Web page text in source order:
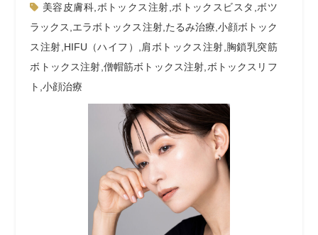
美容皮膚科 ボトックス注射 ボトックスビスタ ボツ
ラックス エラボトックス注射, たるみ治療 小顔ボトック
ス注射 HIFU（ハイフ） 肩ボトックス注射 胸鎖乳突筋
ボトックス注射 僧帽筋ボトックス注射 ボトックスリフ
ト ,小顔治療